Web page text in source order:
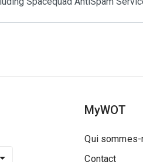
MyWOT
Qui sommes-
Contact